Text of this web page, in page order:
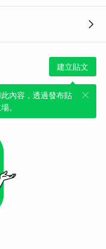
建立貼文
內容，透過發布貼
。